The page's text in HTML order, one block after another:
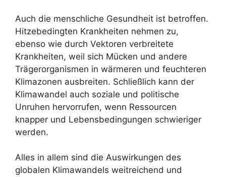
Auch die menschliche Gesundheit ist betroffen.
Hitzebedingten Krankheiten nehmen zu,
ebenso wie durch Vektoren verbreitete
Krankheiten, weil sich Mücken und andere
Trägerorganismen in wärmeren und feuchteren
Klimazonen ausbreiten. Schließlich kann der
Klimawandel auch soziale und politische
Unruhen hervorrufen, wenn Ressourcen
knapper und Lebensbedingungen schwieriger
werden.
Alles in allem sind die Auswirkungen des
globalen Klimawandels weitreichend und